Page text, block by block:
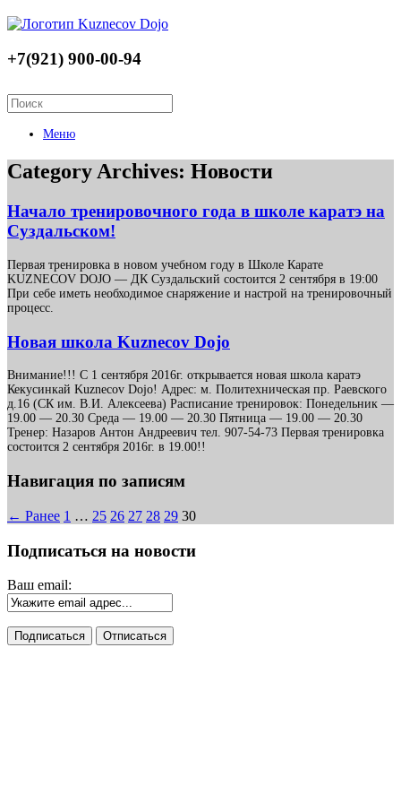
+7(921) 900-00-94
Меню
Category Archives: Новости
Начало тренировочного года в школе каратэ на
Суздальском!
Первая тренировка в новом учебном году в Школе Карате
KUZNECOV DOJO — ДК Суздальский состоится 2 сентября в 19:00
При себе иметь необходимое снаряжение и настрой на тренировочный
процесс.
Новая школа Kuznecov Dojo
Внимание!!! С 1 сентября 2016г. открывается новая школа каратэ
Кекусинкай Kuznecov Dojo! Адрес: м. Политехническая пр. Раевского
д.16 (СК им. В.И. Алексеева) Расписание тренировок: Понедельник —
19.00 — 20.30 Среда — 19.00 — 20.30 Пятница — 19.00 — 20.30
Тренер: Назаров Антон Андреевич тел. 907-54-73 Первая тренировка
состоится 2 сентября 2016г. в 19.00!!
Навигация по записям
← Ранее 1 … 25 26 27 28 29 30
Подписаться на новости
Ваш email: